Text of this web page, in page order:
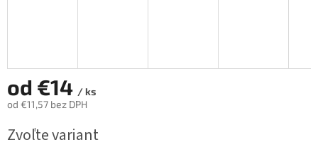
od €14 / ks
od €11,57 bez DPH
cena:
Zvoľte variant